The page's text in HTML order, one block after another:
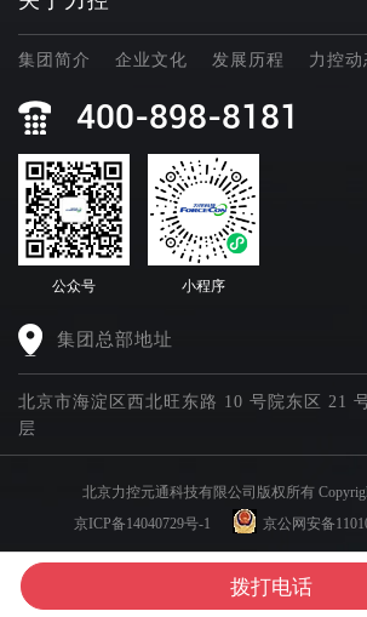
集团简介 企业文化 发展历程 力控动
400-898-8181
公众号 小程序
集团总部地址
北京市海淀区西北旺东路 10 号院东区 21
层
北京力控元通科技有限公司版权所有
京ICP备14040729号-1
京公网安备
集团官网矩阵
拨打电话